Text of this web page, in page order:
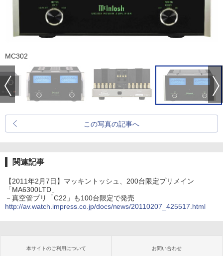
MC302
この写真の記事へ
関連記事
【2011年2月7日】マッキントッシュ、200台限定プリメイン
「MA6300LTD」
－真空管プリ「C22」も100台限定で発売
http://av.watch.impress.co.jp/docs/news/20110207_425517.html
本サイトのご利用について お問い合わせ